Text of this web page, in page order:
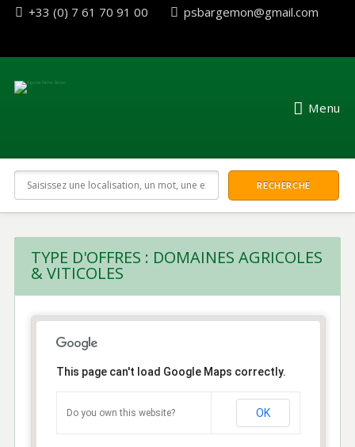
+33 (0) 7 61 70 91 00 psbargemon@gmail.com
Menu
TYPE D'OFFRES : DOMAINES AGRICOLES
& VITICOLES
This page can't load Google Maps correctly.
Do you own this website? OK